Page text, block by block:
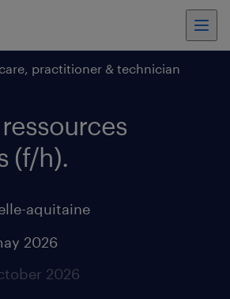
practitioner & technician
(f/h).
aquitaine
2026
2026